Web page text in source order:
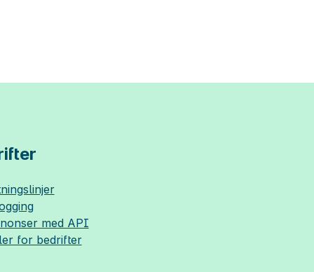
med API
for bedrifter